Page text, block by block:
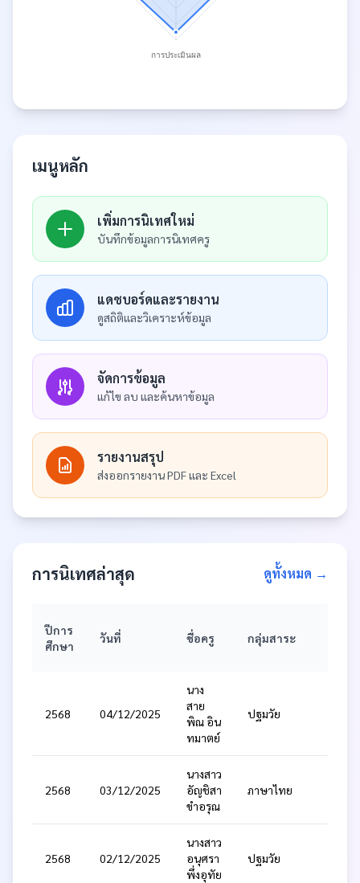
เมนูหลัก
เพิ่มการนิเทศใหม่
บันทึกข้อมูลการนิเทศครู
แดชบอร์ดและรายงาน
ดูสถิติและวิเคราะห์ข้อมูล
จัดการข้อมูล
แก้ไข ลบ และค้นหาข้อมูล
รายงานสรุป
ส่งออกรายงาน PDF และ Excel
การนิเทศล่าสุด ดูทั้งหมด →
ปีการ
ศึกษา
วันที่ ชื่อครู กลุ่มสาระ
2568 04/12/2025
นาง
สาย
พิณ อิน
ทมาตย์
ปฐมวัย
2568 03/12/2025
นางสาว
อัญชิสา
ขำอรุณ
ภาษาไทย
2568 02/12/2025
นางสาว
อนุศรา
พึ่งอุทัย
ปฐมวัย